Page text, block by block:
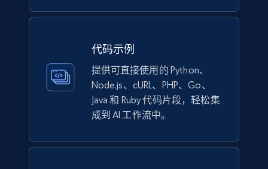
URL, Title, Rating, Reviews, Initial price, Final
165+ 立即购买
代码示例
提供可直接使用的 Python、
Node.js、cURL、PHP、Go、
Java 和 Ruby 代码片段，轻松集
成到 AI 工作流中。